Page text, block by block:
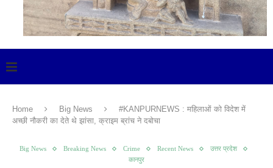
Home Big News
#KANPURNEWS : महिलाओं को विदेश में
अच्छी नौकरी का देते थे झांसा, क्राइम ब्रांच ने दबोचा
Big News Breaking News Crime Recent News
उत्तर प्रदेश
कानपुर